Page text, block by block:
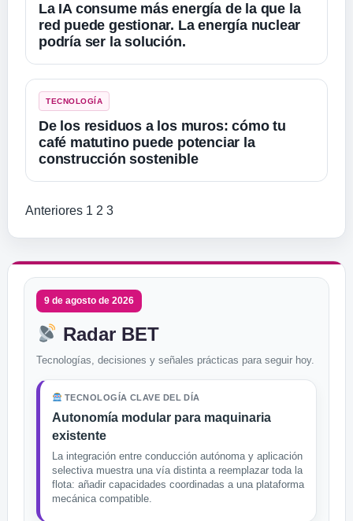
La IA consume más energía de la que la
red puede gestionar. La energía nuclear
podría ser la solución.
TECNOLOGÍA
De los residuos a los muros: cómo tu
café matutino puede potenciar la
construcción sostenible
Paginación de entradas
Anteriores 1 2 3
9 de agosto de 2026
Radar BET
Tecnologías, decisiones y señales prácticas para seguir hoy.
TECNOLOGÍA CLAVE DEL DÍA
Autonomía modular para maquinaria
existente
La integración entre conducción autónoma y aplicación
selectiva muestra una vía distinta a reemplazar toda la
flota: añadir capacidades coordinadas a una plataforma
mecánica compatible.